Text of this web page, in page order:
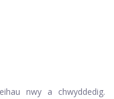
nwy a chwyddedig.